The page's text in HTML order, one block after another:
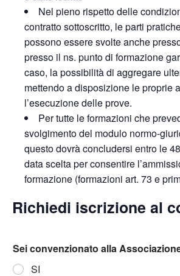
Nel pieno rispetto delle
contratto sottoscritto, le parti
possono essere svolte anche
presso il ns. punto di formazione
caso, la possibilità di aggregare
mettendo a disposizione le proprie
l’esecuzione delle prove.
Per tutte le formazioni che
svolgimento del modulo normo-
questo dovrà concludersi entro le
data scelta per consentire
formazione (formazioni art. 73 e
Richiedi iscrizione al
Sei convenzionato alla
SI